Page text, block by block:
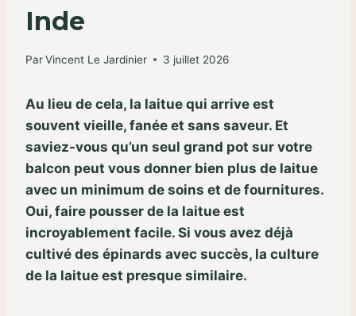
Inde
ParVincent Le Jardinier 3 juillet 2026
Au lieu de cela, la laitue qui arrive est
souvent vieille, fanée et sans saveur. Et
saviez-vous qu’un seul grand pot sur votre
balcon peut vous donner bien plus de laitue
avec un minimum de soins et de fournitures.
Oui, faire pousser de la laitue est
incroyablement facile. Si vous avez déjà
cultivé des épinards avec succès, la culture
de la laitue est presque similaire.